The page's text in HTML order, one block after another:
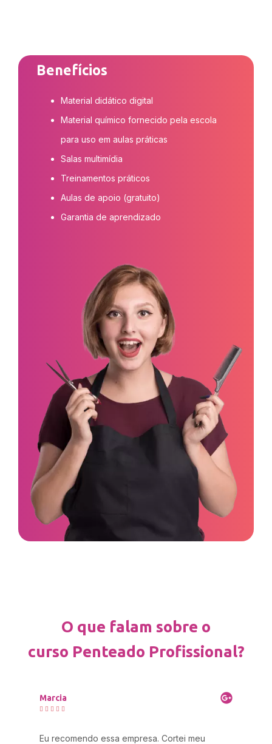
Benefícios
Material didático digital
Material químico fornecido pela escola
para uso em aulas práticas
Salas multimídia
Treinamentos práticos
Aulas de apoio (gratuito)
Garantia de aprendizado
O que falam sobre o
curso Penteado Profissional?
Marcia
    
Eu recomendo essa empresa. Cortei meu